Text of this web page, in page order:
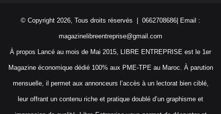
© Copyright 2026, Tous droits réservés | 0662708686| Email :
magazinelibreentreprise@gmail.com
À propos Lancé au mois de Mai 2015, LIBRE ENTREPRISE est le 1er
Magazine économique dédié 100% aux PME-TPE au Maroc. À parution
mensuelle, il permet aux annonceurs l’accès à un lectorat bien ciblé,
leur offrant un contenu riche et pratique doublé d’un graphisme et